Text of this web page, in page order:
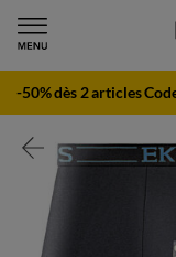
-50% dès 2 articles